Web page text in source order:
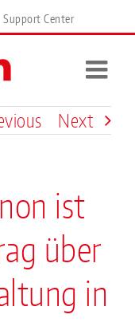
Support Center
Next
ist
über
in